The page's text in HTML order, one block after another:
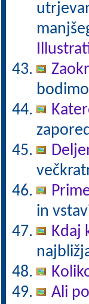
in
Kdaj
Ali